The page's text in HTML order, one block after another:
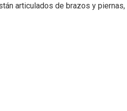
articulados de brazos y